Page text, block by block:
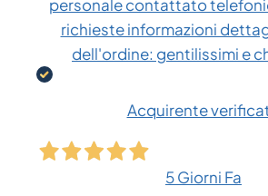
personale contattato
richieste informazioni
dell'ordine: gentilissimi e
Acquirente
5 Giorni Fa